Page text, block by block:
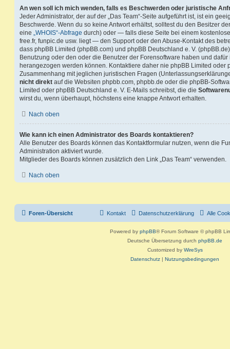
An wen soll ich mich wenden, falls es Beschwerden oder juristische
Jeder Administrator, der auf der „Das Team“-Seite aufgeführt ist, ist ein
Beschwerde. Wenn du so keine Antwort erhältst, solltest du den Besitzer
eine „WHOIS“-Abfrage durch) oder — falls diese Seite bei einem
free.fr, funpic.de usw. liegt — den Support oder den Abuse-Kontakt des
dass phpBB Limited (phpBB.com) und phpBB Deutschland e. V.
Benutzung oder den oder die Benutzer der Forensoftware haben und
herangezogen werden können. Kontaktiere daher nie phpBB Limited oder
Zusammenhang mit jeglichen juristischen Fragen
nicht direkt auf die Websiten phpbb.com, phpbb.de oder die phpBB-
Limited oder phpBB Deutschland e. V. E-Mails schreibst, die die
wirst du, wenn überhaupt, höchstens eine knappe Antwort erhalten.
Nach oben
Wie kann ich einen Administrator des Boards kontaktieren?
Alle Benutzer des Boards können das Kontaktformular nutzen, wenn die
Administration aktiviert wurde.
Mitglieder des Boards können zusätzlich den Link „Das Team“ verwenden.
Nach oben
Foren-Übersicht Alle
Datenschutzerklärung
Kontakt
Powered by phpBB® Forum Software © phpBB
Deutsche Übersetzung durch phpBB.de
Customized by WireSys
Datenschutz
Nutzungsbedingungen